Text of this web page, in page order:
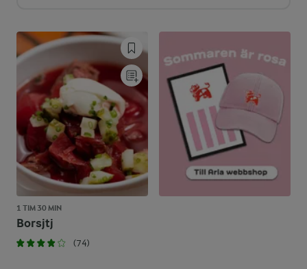
1 TIM 30 MIN
Borsjtj
(74)